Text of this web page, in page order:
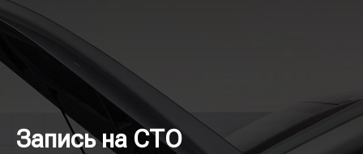
Запись на СТО